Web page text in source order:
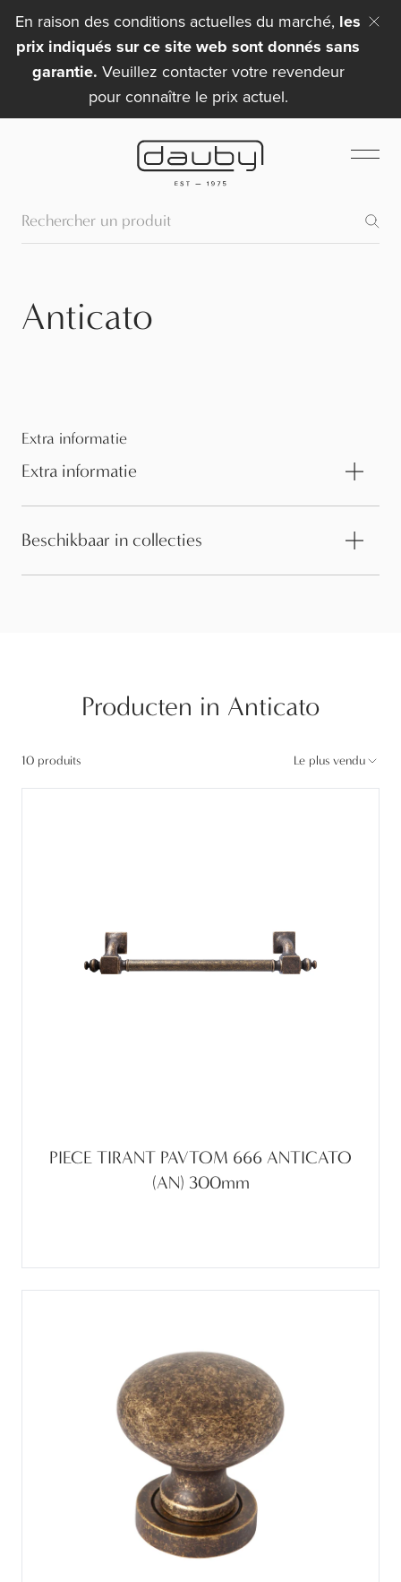
En raison des conditions actuelles du marché, les
prix indiqués sur ce site web sont donnés sans
garantie. Veuillez contacter votre revendeur
pour connaître le prix actuel.
Anticato
Extra informatie
Extra informatie
Beschikbaar in collecties
Producten in Anticato
10 produits Le plus vendu
PIECE TIRANT PAVTOM 666 ANTICATO
(AN) 300mm